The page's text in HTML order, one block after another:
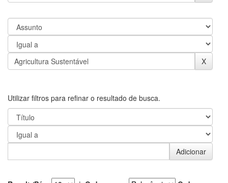
Utilizar filtros para refinar o resultado de busca.